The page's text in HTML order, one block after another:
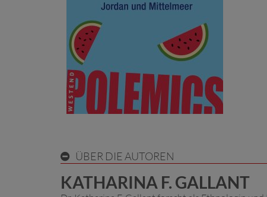
ÜBER DIE AUTOREN
KATHARINA F. GALLANT